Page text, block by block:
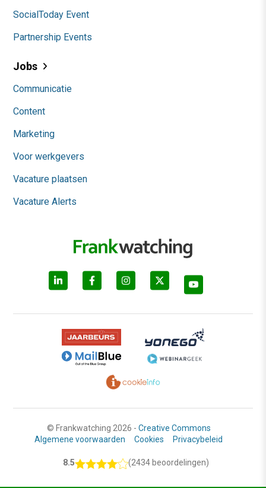
SocialToday Event
Partnership Events
Jobs
Communicatie
Content
Marketing
Voor werkgevers
Vacature plaatsen
Vacature Alerts
© Frankwatching 2026 - Creative Commons
Algemene voorwaarden
Cookies Privacybeleid
8.5 (2434 beoordelingen)